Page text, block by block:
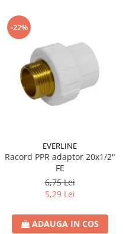
-22%
EVERLINE
Racord PPR adaptor 20x1/2"
FE
6,75 Lei
5,29 Lei
ADAUGA IN COS